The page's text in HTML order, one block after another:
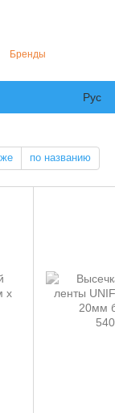
Бренды
Рус
по названию